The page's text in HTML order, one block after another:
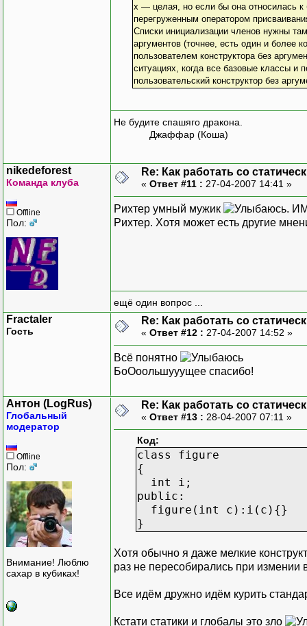
х — целая, но если бы она относилась к
перегруженным оператором
Списки инициализации членов нужны
аргументов (точнее, есть один и более
пользователем конструктора без
ситуациях, когда все базовые классы и
пользовательский конструктор без
Не будите спашяго дракона.
Джаффар (Коша)
nikedeforest
Команда клуба
Offline
Пол:
Re: Как работать со
« Ответ #11 : 27-04-2007 14:41 »
Рихтер умный мужик
.
Рихтер. Хотя может есть другие
ещё один вопрос ...
Fractaler
Гость
Re: Как работать со
« Ответ #12 : 27-04-2007 14:52 »
Всё понятно
БоОоольшууущее спасибо!
Антон (LogRus)
Глобальный
модератор
Offline
Пол:
Внимание! Люблю
сахар в кубиках!
Re: Как работать со
« Ответ #13 : 28-04-2007 07:11 »
Код:
class figure
{
int i;
public:
figure(int c):i(c){}
}
Хотя обычно я даже мелкие
раз не пересобирались при измении
Все идём дружно идём курить
Кстати статики и глобалы это зло